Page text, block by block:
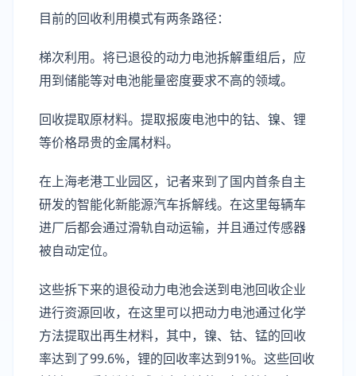
目前的回收利用模式有两条路径：
梯次利用。将已退役的动力电池拆解重组后，应
用到储能等对电池能量密度要求不高的领域。
回收提取原材料。提取报废电池中的钴、镍、锂
等价格昂贵的金属材料。
在上海老港工业园区，记者来到了国内首条自主
研发的智能化新能源汽车拆解线。在这里每辆车
进厂后都会通过滑轨自动运输，并且通过传感器
被自动定位。
这些拆下来的退役动力电池会送到电池回收企业
进行资源回收，在这里可以把动力电池通过化学
方法提取出再生材料，其中，镍、钴、锰的回收
率达到了99.6%，锂的回收率达到91%。这些回收